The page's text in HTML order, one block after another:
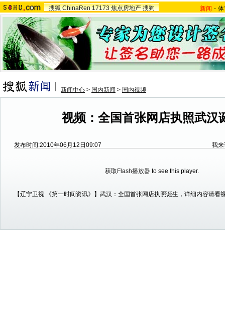
搜狐 ChinaRen 17173 焦点房地产 搜狗 新闻 -
新闻中心 > 国内新闻 > 国内视频
视频：全国首张网店执照武汉
发布时间:2010年06月12日09:07 我
获取Flash播放器 to see this player.
【辽宁卫视 《第一时间资讯》】武汉：全国首张网店执照诞生，详细内容请看